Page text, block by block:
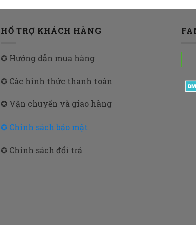
HỔ TRỢ KHÁCH HÀNG
✪ Hướng dẫn mua hàng
✪ Các hình thức thanh toán
✪ Vận chuyển và giao hàng
✪ Chính sách bảo mật
✪ Chính sách đổi trả